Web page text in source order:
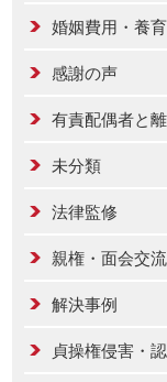
婚姻費用・養
感謝の声
有責配偶者と
未分類
法律監修
親権・面会交流
解決事例
貞操権侵害・